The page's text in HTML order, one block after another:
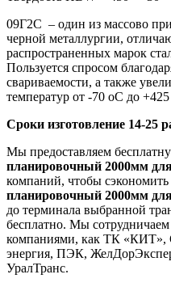
09Г2С – один из массово
черной металлургии,
распространенных марок
Пользуется спросом
свариваемости, а также
температур от -70 оС до
Сроки изготовление 14-25
Мы предоставляем
планировочный 2000мм
компаний, чтобы
планировочный 2000мм
до терминала выбранной
бесплатно. Мы
компаниями, как ТК
энергия, ПЭК,
УралТранс.